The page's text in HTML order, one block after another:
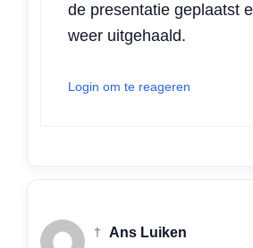
de presentatie geplaatst
weer uitgehaald.
Login om te reageren
† Ans Luiken